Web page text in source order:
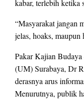
kabar, terlebih ketika
“Masyarakat jangan
jelas, hoaks, maupun
Pakar Kajian
(UM) Surabaya, Dr
derasnya arus
Menurutnya, publik